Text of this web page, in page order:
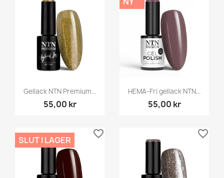
Gellack NTN Premium...
55,00 kr
HEMA-Fri gellack NTN...
55,00 kr
SLUT I LAGER
favorite_border favorite_border